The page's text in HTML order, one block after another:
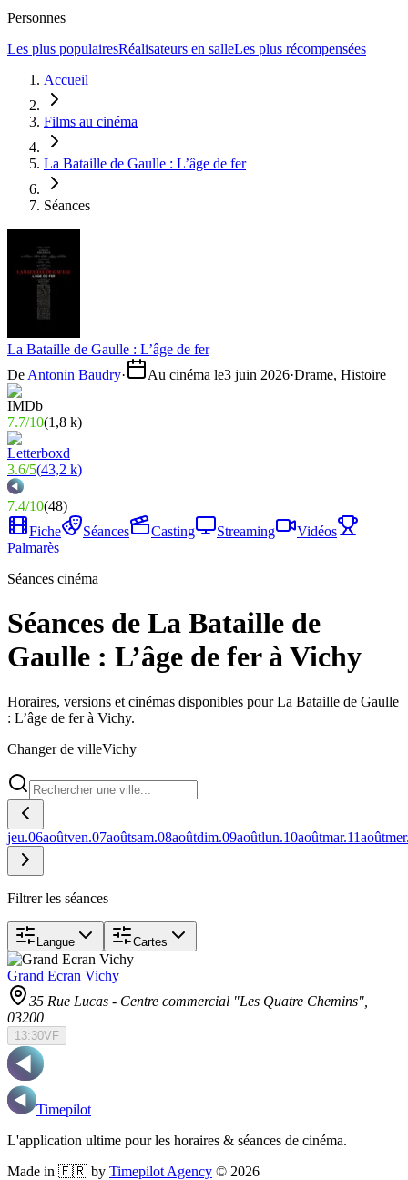
Personnes
Les plus populairesRéalisateurs en salleLes plus récompensées
Accueil
Films au cinéma
La Bataille de Gaulle : L’âge de fer
Séances
La Bataille de Gaulle : L’âge de fer
De Antonin Baudry· Au cinéma le3 juin 2026·Drame, Histoire
7.7/10(1,8 k)
3.6/5(43,2 k)
7.4/10(48)
Fiche
Séances Casting Streaming
Vidéos
Palmarès
Séances cinéma
Séances de La Bataille de
Gaulle : L’âge de fer à Vichy
Horaires, versions et cinémas disponibles pour La Bataille de Gaulle
: L’âge de fer à Vichy.
Changer de villeVichy
jeu.06aoûtven.07aoûtsam.08aoûtdim.09aoûtlun.10aoûtmar.11août
Filtrer les séances
Langue Cartes
Grand Ecran Vichy
35 Rue Lucas - Centre commercial "Les Quatre Chemins"
03200
13:30VF
Timepilot
L'application ultime pour les horaires & séances de cinéma.
Made in 🇫🇷 by Timepilot Agency © 2026